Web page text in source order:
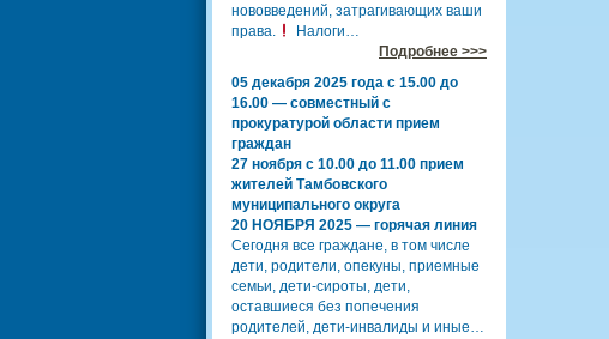
нововведений, затрагивающих ваши
права.
Налоги…
Подробнее >>>
05 декабря 2025 года с 15.00 до
16.00 — совместный с
прокуратурой области прием
граждан
27 ноября с 10.00 до 11.00 прием
жителей Тамбовского
муниципального округа
20 НОЯБРЯ 2025 — горячая линия
Сегодня все граждане, в том числе
дети, родители, опекуны, приемные
семьи, дети-сироты, дети,
оставшиеся без попечения
родителей, дети-инвалиды и иные…